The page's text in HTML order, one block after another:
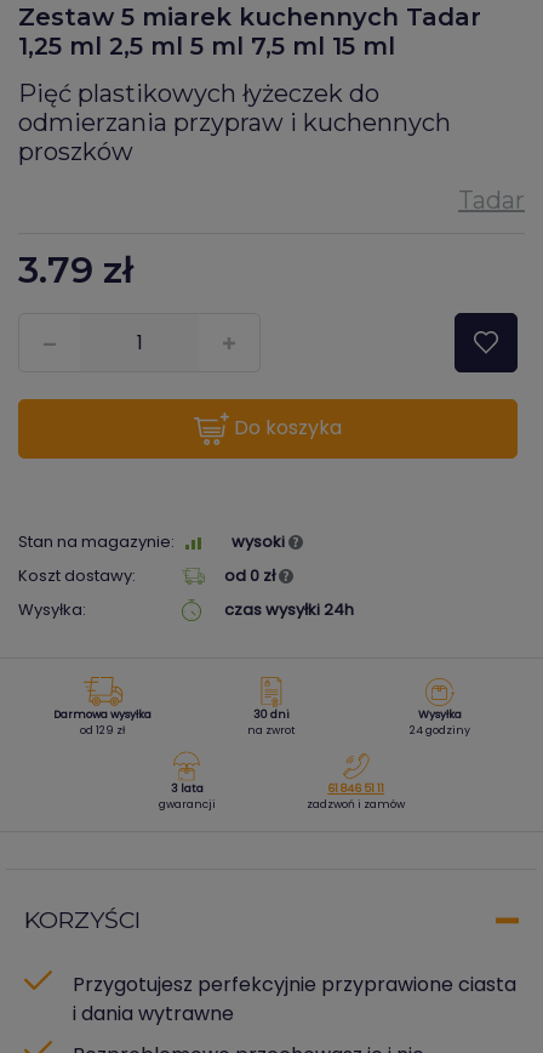
Zestaw 5 miarek kuchennych Tadar
1,25 ml 2,5 ml 5 ml 7,5 ml 15 ml
Pięć plastikowych łyżeczek do
odmierzania przypraw i kuchennych
proszków
3.79 zł
do koszyka
Stan na magazynie:
wysoki
Koszt dostawy:
od 0 zł
Wysyłka:
czas wysyłki 24h
Darmowa wysyłka
od 129 zł
30 dni
na zwrot
Wysyłka
24 godziny
3 lata
gwarancji
61 846 51 11
zadzwoń i zamów
KORZYŚCI
Przygotujesz perfekcyjnie przyprawione ciasta
i dania wytrawne